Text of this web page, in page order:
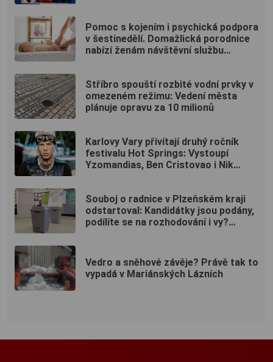
Pomoc s kojením i psychická podpora
v šestinedělí. Domažlická porodnice
nabízí ženám návštěvní službu
Stříbro spouští rozbité vodní prvky v
omezeném režimu: Vedení města
plánuje opravu za 10 milionů
Karlovy Vary přivítají druhý ročník
festivalu Hot Springs: Vystoupí
Yzomandias, Ben Cristovao i Nik
Souboj o radnice v Plzeňském kraji
odstartoval: Kandidátky jsou podány,
podílíte se na rozhodování i vy?
Vedro a sněhové závěje? Právě tak to
vypadá v Mariánských Lázních